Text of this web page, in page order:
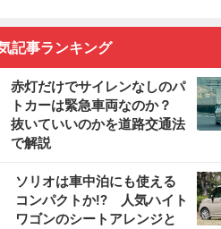
記事ランキング
赤灯だけでサイレンなしのパ
トカーは緊急車両なのか？
抜いていいのかを道路交通法
で解説
ソリオは車中泊にも使える
コンパクトか!? 人気ハイト
ワゴンのシートアレンジと